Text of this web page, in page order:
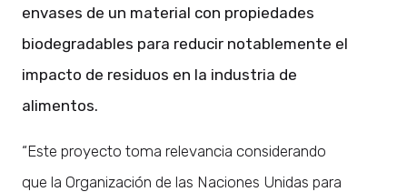
envases de un material con propiedades
biodegradables para reducir notablemente el
impacto de residuos en la industria de
alimentos.
“Este proyecto toma relevancia considerando
que la Organización de las Naciones Unidas para